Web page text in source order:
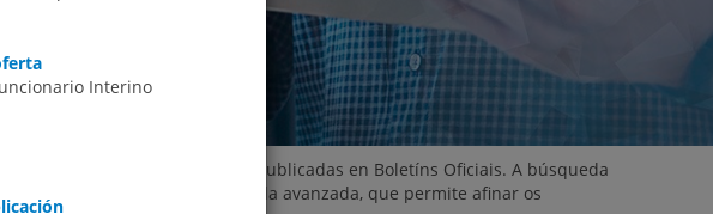
polas Entidades Locais e publicadas en Boletíns Oficiais. A búsqueda
premendo na opción búsqueda avanzada, que permite afinar os
Interino